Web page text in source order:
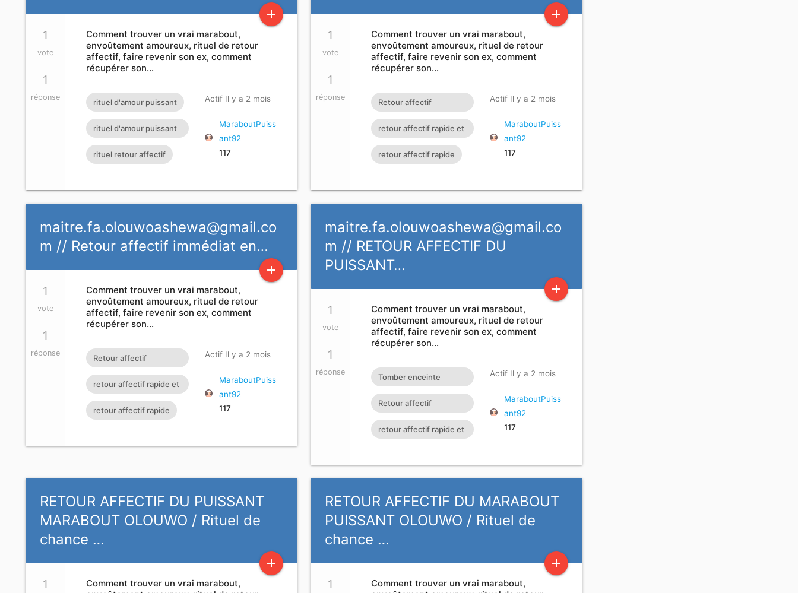
add
1
vote
1
réponse
Comment trouver un vrai marabout,
envoûtement amoureux, rituel de retour
affectif, faire revenir son ex, comment
récupérer son…
rituel d'amour puissant
rituel d'amour puissant
avec photo
rituel retour affectif
Actif Il y a 2 mois
MaraboutPuiss
ant92
117
add
1
vote
1
réponse
Comment trouver un vrai marabout,
envoûtement amoureux, rituel de retour
affectif, faire revenir son ex, comment
récupérer son…
Retour affectif
amoureux immédiat
gratuit Rituel retour
affectif
retour affectif rapide et
efficace
retour affectif rapide
Actif Il y a 2 mois
MaraboutPuiss
ant92
117
maitre.fa.olouwoashewa@gmail.co
m // Retour affectif immédiat en…
add
1
vote
1
réponse
Comment trouver un vrai marabout,
envoûtement amoureux, rituel de retour
affectif, faire revenir son ex, comment
récupérer son…
Retour affectif
amoureux immédiat
gratuit Rituel retour
affectif
retour affectif rapide et
efficace
retour affectif rapide
Actif Il y a 2 mois
MaraboutPuiss
ant92
117
maitre.fa.olouwoashewa@gmail.co
m // RETOUR AFFECTIF DU
PUISSANT…
add
1
vote
1
réponse
Comment trouver un vrai marabout,
envoûtement amoureux, rituel de retour
affectif, faire revenir son ex, comment
récupérer son…
Tomber enceinte
rapidement Faire
revenir son ex Retour
affectif
Retour affectif
amoureux immédiat
gratuit Rituel retour
retour affectif rapide et
Actif Il y a 2 mois
MaraboutPuiss
ant92
117
RETOUR AFFECTIF DU PUISSANT
MARABOUT OLOUWO / Rituel de
chance …
add
1
Comment trouver un vrai marabout,
RETOUR AFFECTIF DU MARABOUT
PUISSANT OLOUWO / Rituel de
chance …
add
1
Comment trouver un vrai marabout,